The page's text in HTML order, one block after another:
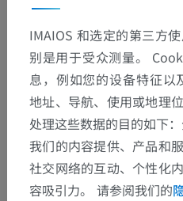
IMAIOS 和选定的第三方
别是用于受众测量。
息，例如您的设备特征
地址、导航、使用或地理
处理这些数据的目的如下
我们的内容提供、产品和
社交网络的互动、个性化
容吸引力。 请参阅我们的